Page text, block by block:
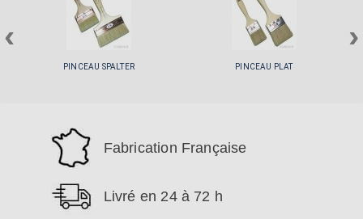
PINCEAU SPALTER PINCEAU PLAT
‹ ›
Fabrication Française
Livré en 24 à 72 h